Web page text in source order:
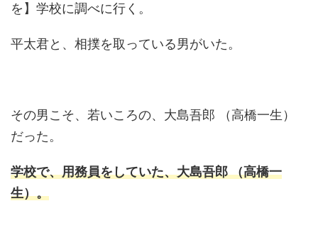
を】学校に調べに行く。
平太君と、相撲を取っている男がいた。
その男こそ、若いころの、大島吾郎 （高橋一生）
だった。
学校で、用務員をしていた、大島吾郎 （高橋一
生）。